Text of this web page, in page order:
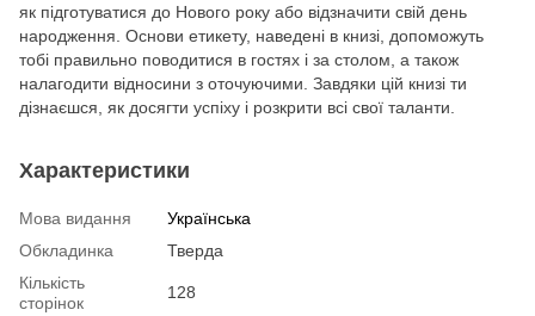
як підготуватися до Нового року або відзначити свій день
народження. Основи етикету, наведені в книзі, допоможуть
тобі правильно поводитися в гостях і за столом, а також
налагодити відносини з оточуючими. Завдяки цій книзі ти
дізнаєшся, як досягти успіху і розкрити всі свої таланти.
Характеристики
Мова видання
Українська
Обкладинка
Тверда
Кількість
сторінок
128